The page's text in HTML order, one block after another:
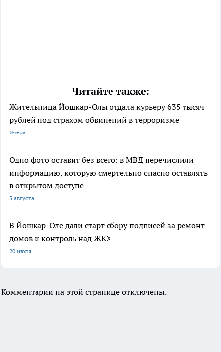
Читайте также:
Жительница Йошкар-Олы отдала курьеру 635 тысяч
рублей под страхом обвинений в терроризме
Вчера
Одно фото оставит без всего: в МВД перечислили
информацию, которую смертельно опасно оставлять
в открытом доступе
5 августа
В Йошкар-Оле дали старт сбору подписей за ремонт
домов и контроль над ЖКХ
20 июля
Комментарии на этой странице отключены.